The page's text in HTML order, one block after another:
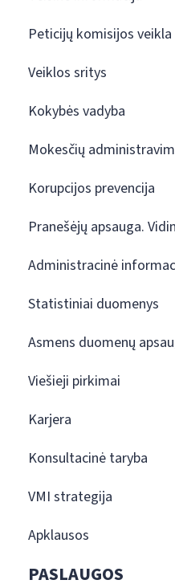
Peticijų komisijos veikla
Veiklos sritys
Kokybės vadyba
Mokesčių
Korupcijos prevencija
Pranešėjų apsauga.
Administracinė
Statistiniai duomenys
Asmens duomenų
Viešieji pirkimai
Karjera
Konsultacinė taryba
VMI strategija
Apklausos
PASLAUGOS